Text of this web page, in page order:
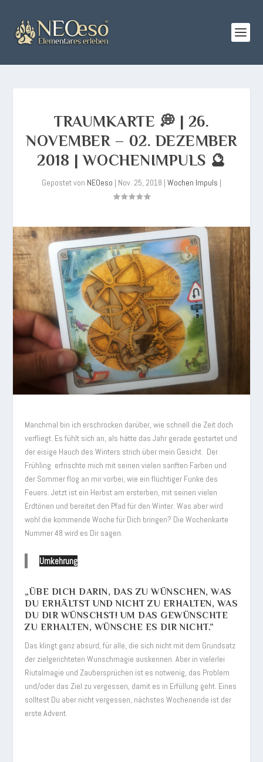
TRAUMKARTE 💭 | 26.
NOVEMBER – 02. DEZEMBER
2018 | WOCHENIMPULS 🔮
Gepostet von NEOeso | Nov. 25, 2018 | Wochen Impuls |
Manchmal bin ich erschrocken darüber, wie schnell die Zeit doch
verfliegt. Es fühlt sich an, als hätte das Jahr gerade gestartet und
der eisige Hauch des Winters strich über mein Gesicht. Der
Frühling erfrischte mich mit seinen vielen sanften Farben und
der Sommer flog an mir vorbei, wie ein flüchtiger Funke des
Feuers. Jetzt ist ein Herbst am ersterben, mit seinen vielen
Erdtönen und bereitet den Pfad für den Winter. Was aber wird
wohl die kommende Woche für Dich bringen? Die Wochenkarte
Nummer 48 wird es Dir sagen.
Umkehrung
„ÜBE DICH DARIN, DAS ZU WÜNSCHEN, WAS
DU ERHÄLTST UND NICHT ZU ERHALTEN, WAS
DU DIR WÜNSCHST! UM DAS GEWÜNSCHTE
ZU ERHALTEN, WÜNSCHE ES DIR NICHT.”
Das klingt ganz absurd, für alle, die sich nicht mit dem Grundsatz
der zielgerichteten Wunschmagie auskennen. Aber in vielerlei
Riutalmagie und Zaubersprüchen ist es notwenig, das Problem
und/oder das Ziel zu vergessen, damit es in Erfüllung geht. Eines
solltest Du aber nicht vergessen, nächstes Wochenende ist der
erste Advent.